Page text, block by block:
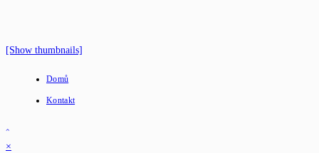
[Show thumbnails]
Domů
Kontakt
×